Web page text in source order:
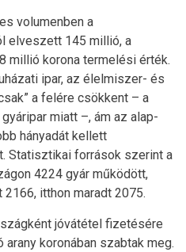
volumenben a
elveszett 145 millió, a
millió korona termelési érték.
ipar, az élelmiszer- és
a felére csökkent – a
miatt –, ám az alap-
hányadát kellett
Statisztikai források szerint a
4224 gyár működött,
itthon maradt 2075.
jóvátétel fizetésére
koronában szabtak meg.